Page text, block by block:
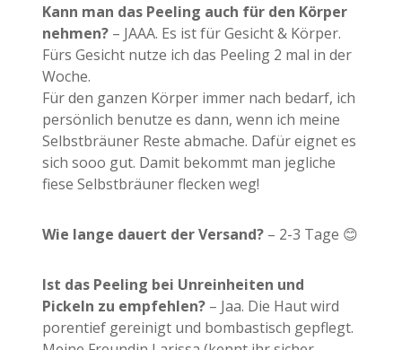
Kann man das Peeling auch für den Körper
nehmen? – JAAA. Es ist für Gesicht & Körper.
Fürs Gesicht nutze ich das Peeling 2 mal in der
Woche.
Für den ganzen Körper immer nach bedarf, ich
persönlich benutze es dann, wenn ich meine
Selbstbräuner Reste abmache. Dafür eignet es
sich sooo gut. Damit bekommt man jegliche
fiese Selbstbräuner flecken weg!
Wie lange dauert der Versand? – 2-3 Tage 😊
Ist das Peeling bei Unreinheiten und
Pickeln zu empfehlen? – Jaa. Die Haut wird
porentief gereinigt und bombastisch gepflegt.